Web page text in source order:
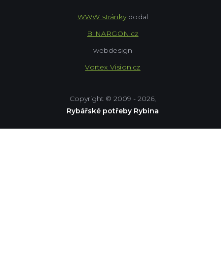
Copyright © 2009 - 2026,
Rybářské potřeby Rybina
WWW stránkydodal
BINARGON.cz
webdesign
Vortex Vision.cz